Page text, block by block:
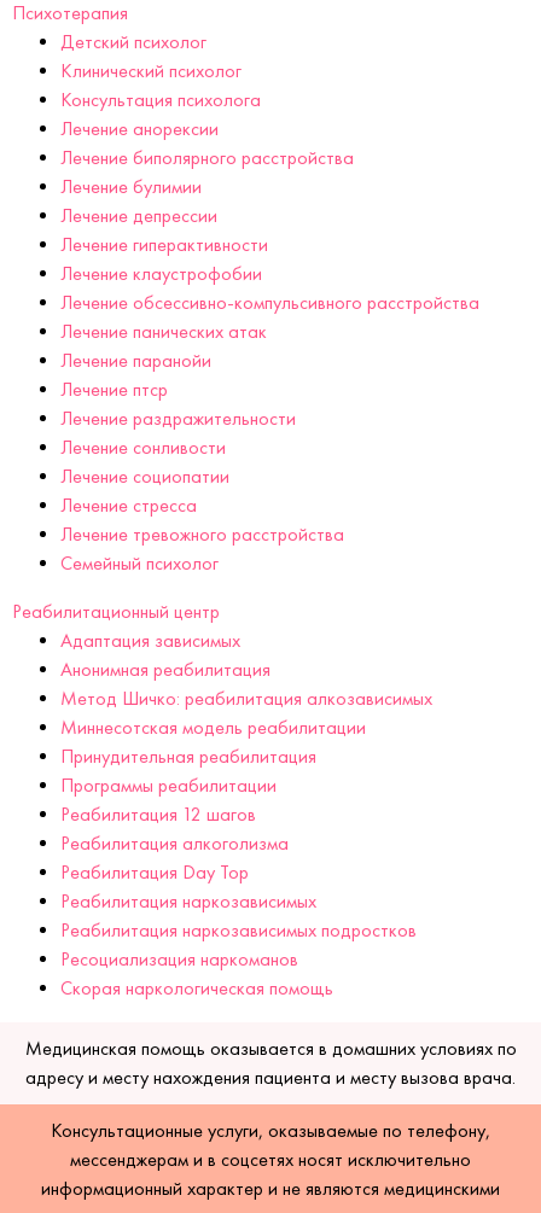
Психотерапия
Детский психолог
Клинический психолог
Консультация психолога
Лечение анорексии
Лечение биполярного расстройства
Лечение булимии
Лечение депрессии
Лечение гиперактивности
Лечение клаустрофобии
Лечение обсессивно-компульсивного расстройства
Лечение панических атак
Лечение паранойи
Лечение птср
Лечение раздражительности
Лечение сонливости
Лечение социопатии
Лечение стресса
Лечение тревожного расстройства
Семейный психолог
Реабилитационный центр
Адаптация зависимых
Анонимная реабилитация
Метод Шичко: реабилитация алкозависимых
Миннесотская модель реабилитации
Принудительная реабилитация
Программы реабилитации
Реабилитация 12 шагов
Реабилитация алкоголизма
Реабилитация Day Top
Реабилитация наркозависимых
Реабилитация наркозависимых подростков
Ресоциализация наркоманов
Скорая наркологическая помощь
Медицинская помощь оказывается в домашних условиях по
адресу и месту нахождения пациента и месту вызова врача.
Консультационные услуги, оказываемые по телефону,
мессенджерам и в соцсетях носят исключительно
информационный характер и не являются медицинскими